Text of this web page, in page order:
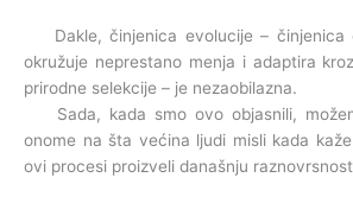
Dakle, činjenica evolucije – činjenica
okružuje neprestano menja i adaptira
prirodne selekcije – je nezaobilazna.
Sada, kada smo ovo objasnili,
onome na šta većina ljudi misli kada kaže
ovi procesi proizveli današnju